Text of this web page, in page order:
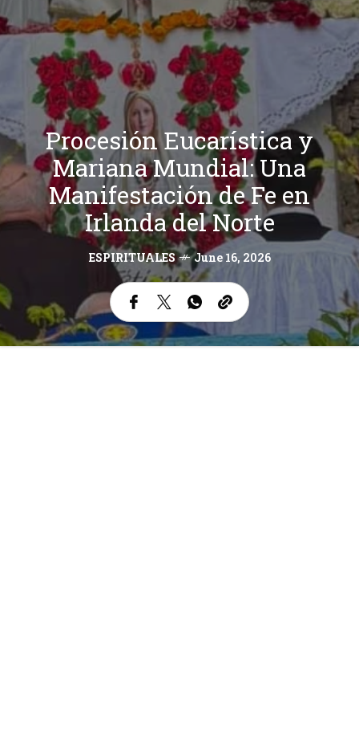
Procesión Eucarística y
Mariana Mundial: Una
Manifestación de Fe en
Irlanda del Norte
ESPIRITUALES June 16, 2026